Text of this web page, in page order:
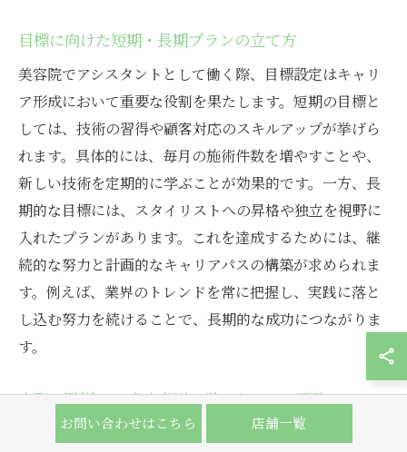
目標に向けた短期・長期プランの立て方
美容院でアシスタントとして働く際、目標設定はキャリ
ア形成において重要な役割を果たします。短期の目標と
しては、技術の習得や顧客対応のスキルアップが挙げら
れます。具体的には、毎月の施術件数を増やすことや、
新しい技術を定期的に学ぶことが効果的です。一方、長
期的な目標には、スタイリストへの昇格や独立を視野に
入れたプランがあります。これを達成するためには、継
続的な努力と計画的なキャリアパスの構築が求められま
す。例えば、業界のトレンドを常に把握し、実践に落と
し込む努力を続けることで、長期的な成功につながりま
す。
実際の職場での成功事例に学ぶキャリア戦略
美容院のアシスタントとして活躍するためには、実際に
お問い合わせはこちら 店舗一覧